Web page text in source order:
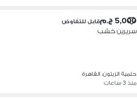
5,000 ج.م قابل للتفاوض
سريرين خشب
حلمية الزيتون، القاهرة
منذ 3 ساعات